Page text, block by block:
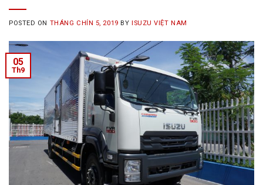
POSTED ON THÁNG CHÍN 5, 2019 BY ISUZU VIỆT NAM
05
Th9